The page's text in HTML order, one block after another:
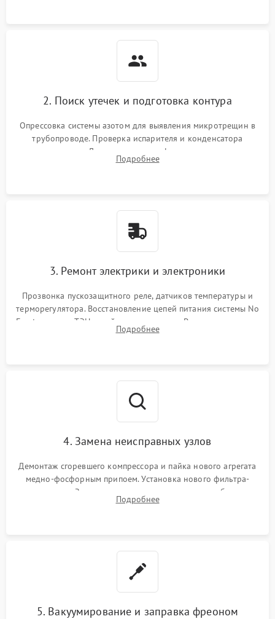
2. Поиск утечек и подготовка контура
Опрессовка системы азотом для выявления микротрещин в
трубопроводе. Проверка испарителя и конденсатора
течеискателем. Демонтаж старого фильтра-осушителя и
продувка капиллярной трубки для устранения засоров.
Подробнее
3. Ремонт электрики и электроники
Прозвонка пускозащитного реле, датчиков температуры и
терморегулятора. Восстановление цепей питания системы No
Frost, включая ТЭН оттайки и вентилятор. Ремонт или замена
платы управления при сбоях алгоритмов.
Подробнее
4. Замена неисправных узлов
Демонтаж сгоревшего компрессора и пайка нового агрегата
медно-фосфорным припоем. Установка нового фильтра-
осушителя. Замена изношенных вентиляторов обдува,
сломанных заслонок или поврежденных дверных петель.
Подробнее
5. Вакуумирование и заправка фреоном